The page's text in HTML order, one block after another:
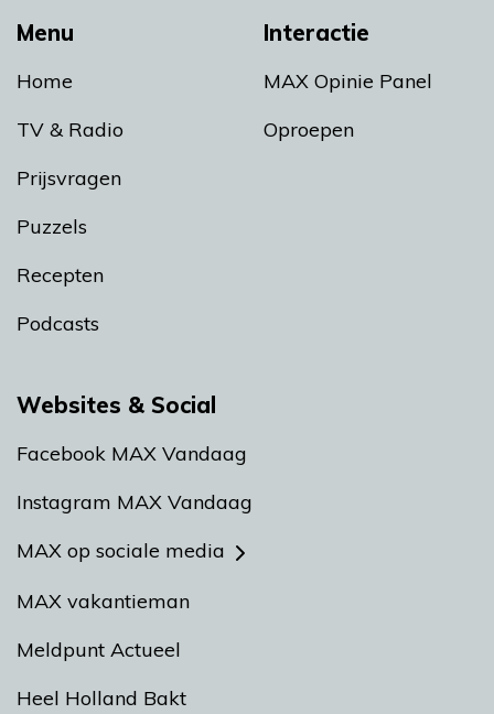
Menu
Home
TV & Radio
Prijsvragen
Puzzels
Recepten
Podcasts
Interactie
MAX Opinie Panel
Oproepen
Websites & Social
Facebook MAX Vandaag
Instagram MAX Vandaag
MAX op sociale media
MAX vakantieman
Meldpunt Actueel
Heel Holland Bakt